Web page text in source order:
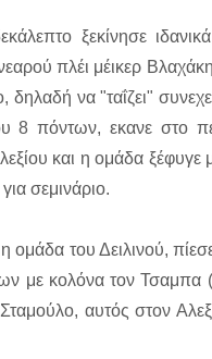
ξεκίνησε
πλέι μέικερ
δηλαδή να "ταΐζει"
8 πόντων, εκανε στο
και η ομάδα ξέφυγε
σεμινάριο.
η ομάδα του Δειλινού,
με κολόνα τον Τσαμπα
αυτός στον